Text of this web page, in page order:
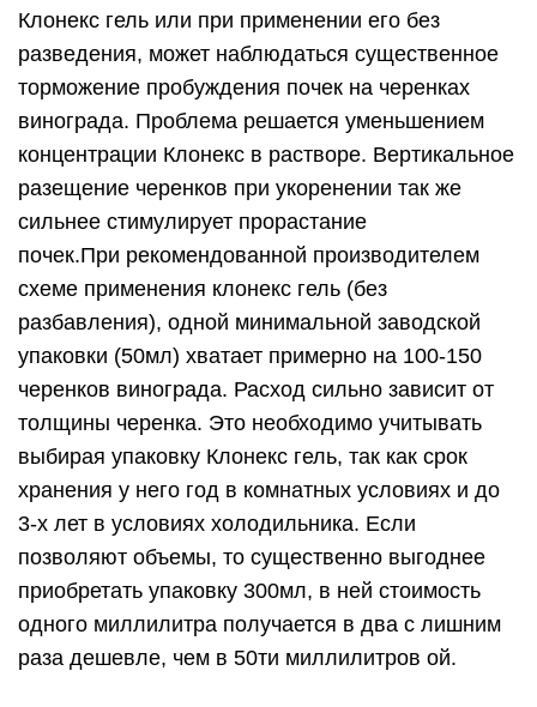
Клонекс гель или при применении его без
разведения, может наблюдаться существенное
торможение пробуждения почек на черенках
винограда. Проблема решается уменьшением
концентрации Клонекс в растворе. Вертикальное
разещение черенков при укоренении так же
сильнее стимулирует прорастание
почек.При рекомендованной производителем
схеме применения клонекс гель (без
разбавления), одной минимальной заводской
упаковки (50мл) хватает примерно на 100-150
черенков винограда. Расход сильно зависит от
толщины черенка. Это необходимо учитывать
выбирая упаковку Клонекс гель, так как срок
хранения у него год в комнатных условиях и до
3-х лет в условиях холодильника. Если
позволяют объемы, то существенно выгоднее
приобретать упаковку 300мл, в ней стоимость
одного миллилитра получается в два с лишним
раза дешевле, чем в 50ти миллилитров ой.